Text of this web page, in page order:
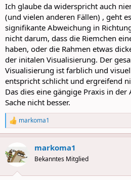
Ich glaube da widerspricht auch
(und vielen anderen Fällen) , geht
signifikante Abweichung in
nicht darum, dass die Riemchen
haben, oder die Rahmen etwas
der initalen Visualisierung. Der
Visualisierung ist farblich und
entspricht schlicht und ergreifend
Das dies eine gängige Praxis in
Sache nicht besser.
R
e
a
c
t
i
markoma1
markoma1
Bekanntes Mitglied